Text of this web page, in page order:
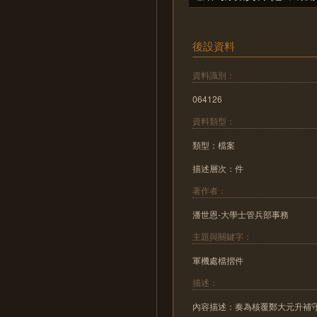
後設資料
資料識別：
064126
資料類型：
類型：檔案
描述層次：件
著作者：
潘世恩-大學士管兵部事務
主題與關鍵字：
軍機處檔摺件
描述：
內容描述：奏為核覆鄭大元升補